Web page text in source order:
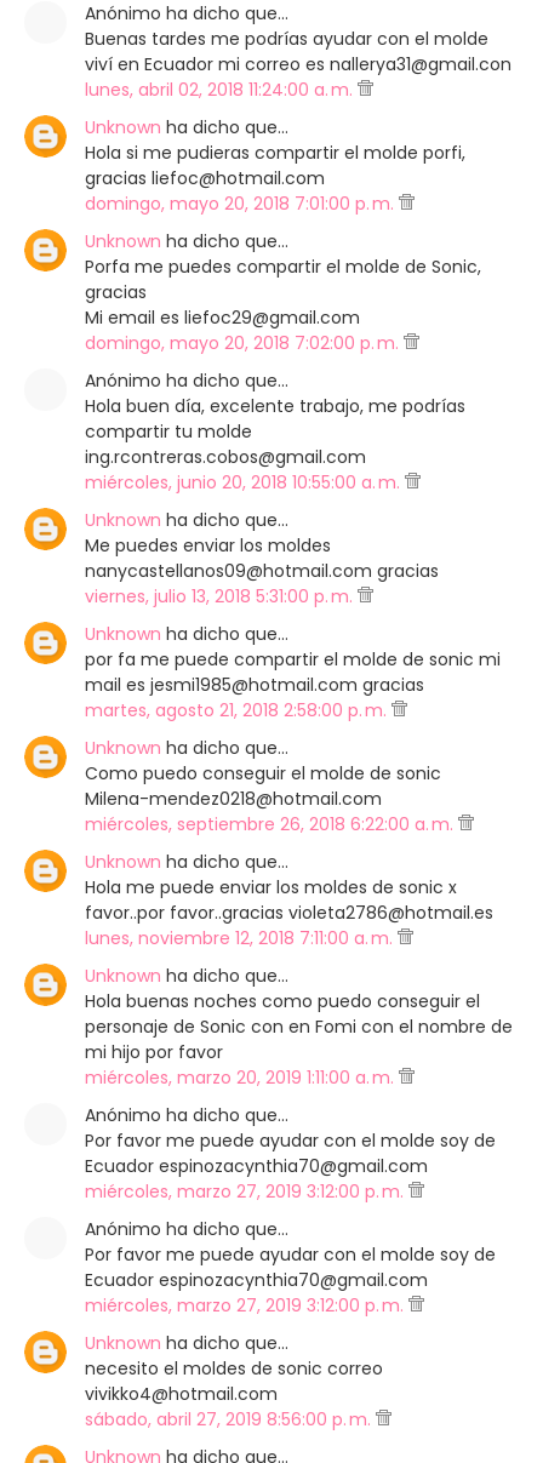
Anónimo ha dicho que…
Buenas tardes me podrías ayudar con el molde
viví en Ecuador mi correo es nallerya31@gmail.con
lunes, abril 02, 2018 11:24:00 a. m.
Unknown ha dicho que…
Hola si me pudieras compartir el molde porfi,
gracias liefoc@hotmail.com
domingo, mayo 20, 2018 7:01:00 p. m.
Unknown ha dicho que…
Porfa me puedes compartir el molde de Sonic,
gracias
Mi email es liefoc29@gmail.com
domingo, mayo 20, 2018 7:02:00 p. m.
Anónimo ha dicho que…
Hola buen día, excelente trabajo, me podrías
compartir tu molde
ing.rcontreras.cobos@gmail.com
miércoles, junio 20, 2018 10:55:00 a. m.
Unknown ha dicho que…
Me puedes enviar los moldes
nanycastellanos09@hotmail.com gracias
viernes, julio 13, 2018 5:31:00 p. m.
Unknown ha dicho que…
por fa me puede compartir el molde de sonic mi
mail es jesmi1985@hotmail.com gracias
martes, agosto 21, 2018 2:58:00 p. m.
Unknown ha dicho que…
Como puedo conseguir el molde de sonic
Milena-mendez0218@hotmail.com
miércoles, septiembre 26, 2018 6:22:00 a. m.
Unknown ha dicho que…
Hola me puede enviar los moldes de sonic x
favor..por favor..gracias violeta2786@hotmail.es
lunes, noviembre 12, 2018 7:11:00 a. m.
Unknown ha dicho que…
Hola buenas noches como puedo conseguir el
personaje de Sonic con en Fomi con el nombre de
mi hijo por favor
miércoles, marzo 20, 2019 1:11:00 a. m.
Anónimo ha dicho que…
Por favor me puede ayudar con el molde soy de
Ecuador espinozacynthia70@gmail.com
miércoles, marzo 27, 2019 3:12:00 p. m.
Anónimo ha dicho que…
Por favor me puede ayudar con el molde soy de
Ecuador espinozacynthia70@gmail.com
miércoles, marzo 27, 2019 3:12:00 p. m.
Unknown ha dicho que…
necesito el moldes de sonic correo
vivikko4@hotmail.com
sábado, abril 27, 2019 8:56:00 p. m.
Unknown ha dicho que…